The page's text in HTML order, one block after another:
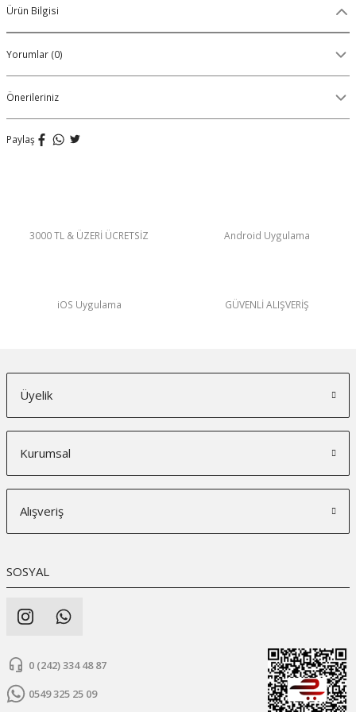
Ürün Bilgisi
Yorumlar (0)
Önerileriniz
Paylaş
3000 TL & ÜZERİ ÜCRETSİZ Android Uygulama
iOS Uygulama GÜVENLİ ALIŞVERİŞ
Üyelik
Kurumsal
Alışveriş
SOSYAL
0 (242) 334 48 87
0549 325 25 09